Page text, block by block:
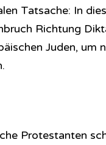
Tatsache: In
Richtung
Juden, um
Protestanten